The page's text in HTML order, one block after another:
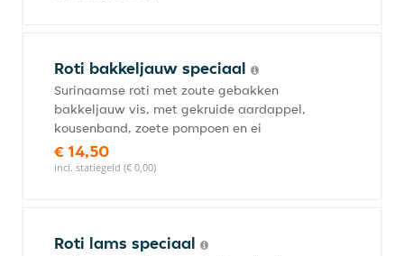
Roti bakkeljauw speciaal
Surinaamse roti met zoute gebakken
bakkeljauw vis, met gekruide aardappel,
kousenband, zoete pompoen en ei
€ 14,50
incl. statiegeld (€ 0,00)
Roti lams speciaal